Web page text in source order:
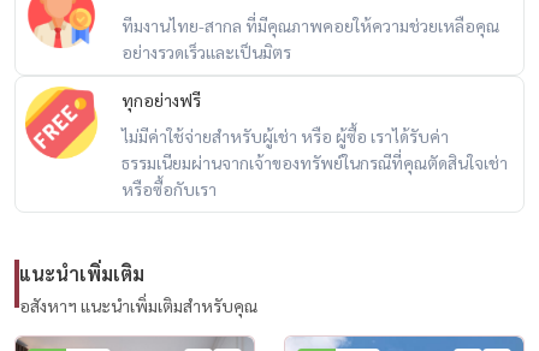
รูปแบบ: 3 ห้องนอน | 4 ห้องน้ำ | 2 ห้องอเนกประสงค์ | 1 ห้องครัวแยก | 1
ห้องนั่งเล่นกว้างขวาง
ที่จอดรถ: 2 คัน (และที่จอดรถภายนอกเพิ่มเติม)
คุณสมบัติหลัก:
– ปรับปรุงใหม่ทั้งหมดในปี 2562 ด้วยวัสดุคุณภาพเยี่ยม
– ตกแต่งเฟอร์นิเจอร์บิวท์อินทั้งหลัง
– บ้านหันหน้าไปทางทิศใต้ มีลมธรรมชาติพัดผ่านตลอดทั้งปี
– บ้านยกพื้น (เหนือระดับถนน) – ไม่มีความเสี่ยงต่อน้ำท่วม
– สภาพแวดล้อมเงียบสงบและเป็นส่วนตัว
ทีมงานไทย-สากล ที่มีคุณภาพคอยให้ความช่วยเหลือคุณ
อย่างรวดเร็วและเป็นมิตร
ทุกอย่างฟรี
ไม่มีค่าใช้จ่ายสำหรับผู้เช่า หรือ ผู้ซื้อ เราได้รับค่า
ธรรมเนียมผ่านจากเจ้าของทรัพย์ในกรณีที่คุณตัดสินใจเช่า
หรือซื้อกับเรา
แนะนำเพิ่มเติม
อสังหาฯ แนะนำเพิ่มเติมสำหรับคุณ